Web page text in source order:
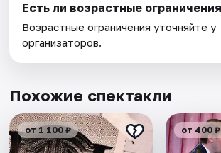
Есть ли возрастные
Возрастные ограничения уточняйте у
организаторов.
Похожие спектакли
от 1 100 ₽ от 400 ₽